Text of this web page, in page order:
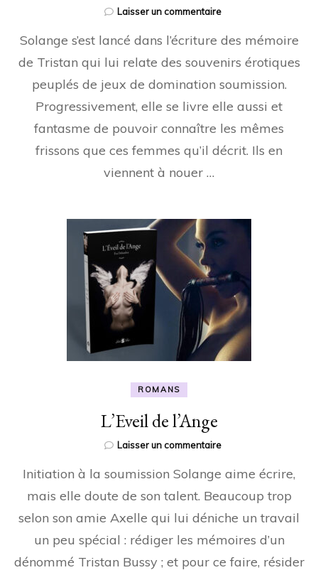
Laisser un commentairesur
de
Solange s’est lancé dans l’écriture des mémoire
de Tristan qui lui relate des souvenirs érotiques
peuplés de jeux de domination soumission.
Progressivement, elle se livre elle aussi et
fantasme de pouvoir connaître les mêmes
frissons que ces femmes qu’il décrit. Ils en
viennent à nouer …
ROMANS
L’Eveil de l’Ange
Laisser un commentairesur
de
Initiation à la soumission Solange aime écrire,
mais elle doute de son talent. Beaucoup trop
selon son amie Axelle qui lui déniche un travail
un peu spécial : rédiger les mémoires d’un
dénommé Tristan Bussy ; et pour ce faire, résider